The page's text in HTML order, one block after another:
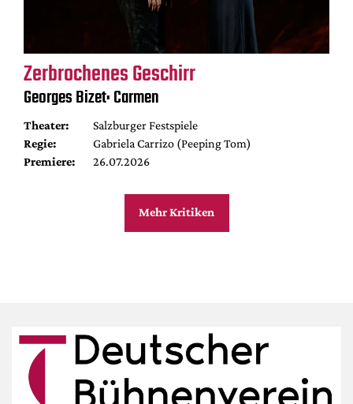
Zerbrochenes Geschirr
Georges Bizet: Carmen
Theater:
Salzburger Festspiele
Regie:
Gabriela Carrizo (Peeping Tom)
Premiere:
26.07.2026
Mehr Kritiken